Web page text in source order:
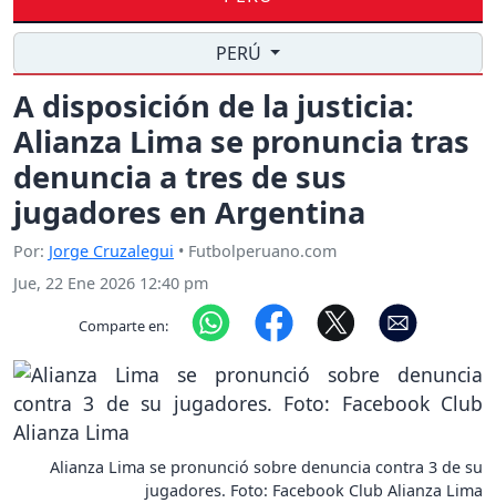
PERÚ
A disposición de la justicia:
Alianza Lima se pronuncia tras
denuncia a tres de sus
jugadores en Argentina
Por: Jorge Cruzalegui • Futbolperuano.com
Jue, 22 Ene 2026 12:40 pm
Comparte en:
Alianza Lima se pronunció sobre denuncia contra 3 de su
jugadores. Foto: Facebook Club Alianza Lima